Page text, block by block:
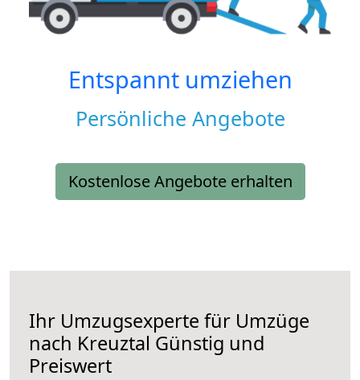
Entspannt umziehen
Persönliche Angebote
Kostenlose Angebote erhalten
Ihr Umzugsexperte für Umzüge
nach Kreuztal Günstig und
Preiswert